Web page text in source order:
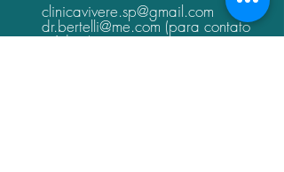
clinicavivere.sp@gmail.com
dr.bertelli@me.com (para contato
médico)